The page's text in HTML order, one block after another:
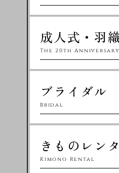
成人式・羽
The 20th
ブライダル
Bridal
きものレン
Kimono Rental